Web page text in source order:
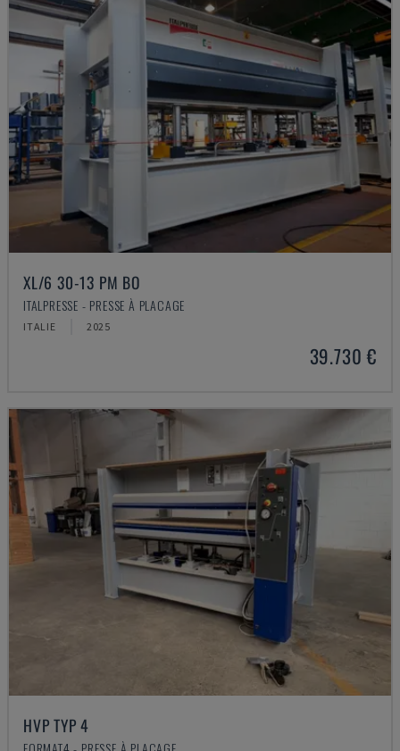
XL/6 30-13 PM BO
ITALPRESSE - PRESSE À PLACAGE
ITALIE 2025
39.730 €
HVP TYP 4